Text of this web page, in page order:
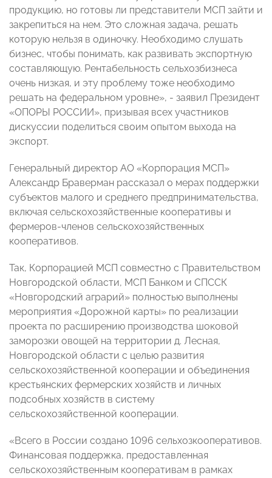
продукцию, но готовы ли представители МСП зайти и
закрепиться на нем. Это сложная задача, решать
которую нельзя в одиночку. Необходимо слушать
бизнес, чтобы понимать, как развивать экспортную
составляющую. Рентабельность сельхозбизнеса
очень низкая, и эту проблему тоже необходимо
решать на федеральном уровне», - заявил Президент
«ОПОРЫ РОССИИ», призывая всех участников
дискуссии поделиться своим опытом выхода на
экспорт.
Генеральный директор АО «Корпорация МСП»
Александр Браверман рассказал о мерах поддержки
субъектов малого и среднего предпринимательства,
включая сельскохозяйственные кооперативы и
фермеров-членов сельскохозяйственных
кооперативов.
Так, Корпорацией МСП совместно с Правительством
Новгородской области, МСП Банком и СПССК
«Новгородский аграрий» полностью выполнены
мероприятия «Дорожной карты» по реализации
проекта по расширению производства шоковой
заморозки овощей на территории д. Лесная,
Новгородской области с целью развития
сельскохозяйственной кооперации и объединения
крестьянских фермерских хозяйств и личных
подсобных хозяйств в систему
сельскохозяйственной кооперации.
«Всего в России создано 1096 сельхозкооперативов.
Финансовая поддержка, предоставленная
сельскохозяйственным кооперативам в рамках